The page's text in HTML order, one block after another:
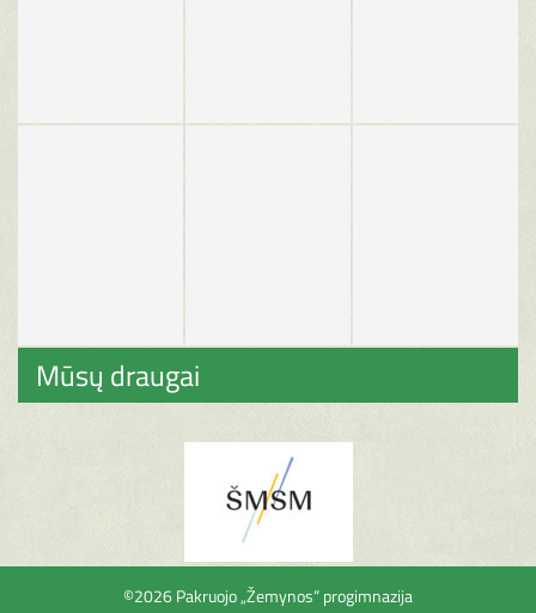
Mūsų draugai
©2026 Pakruojo „Žemynos“ progimnazija